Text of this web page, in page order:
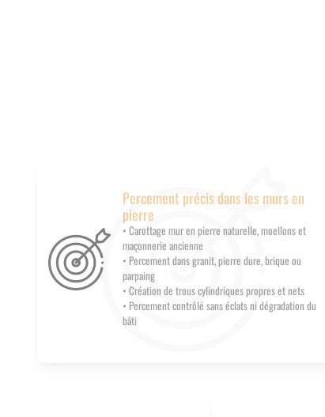
Percement précis dans les murs en
pierre
• Carottage mur en pierre naturelle, moellons et
maçonnerie ancienne
• Percement dans granit, pierre dure, brique ou
parpaing
• Création de trous cylindriques propres et nets
• Percement contrôlé sans éclats ni dégradation du
bâti